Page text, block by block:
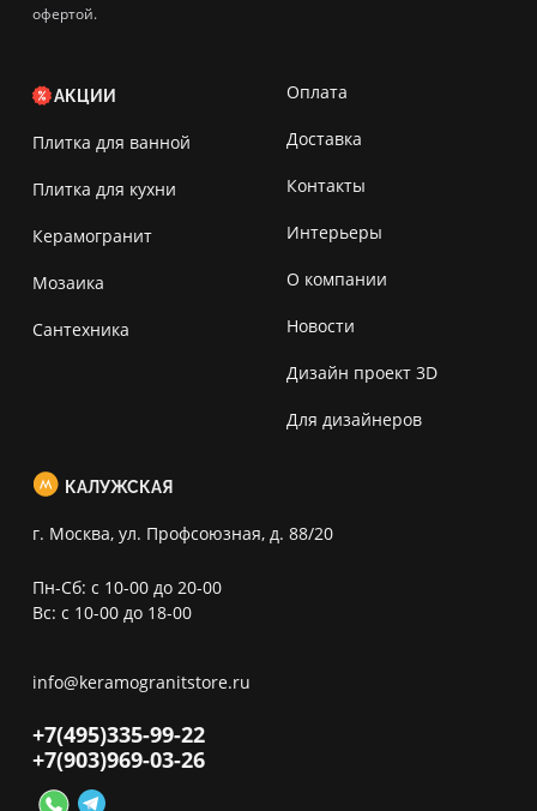
офертой.
АКЦИИ
Плитка для ванной
Плитка для кухни
Керамогранит
Мозаика
Сантехника
Оплата
Доставка
Контакты
Интерьеры
О компании
Новости
Дизайн проект 3D
Для дизайнеров
КАЛУЖСКАЯ
г. Москва, ул. Профсоюзная, д. 88/20
Пн-Сб: с 10-00 до 20-00
Вс: с 10-00 до 18-00
info@keramogranitstore.ru
+7(495)335-99-22
+7(903)969-03-26